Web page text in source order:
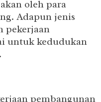
oleh para
Adapun jenis
pekerjaan
untuk kedudukan
pembangunan